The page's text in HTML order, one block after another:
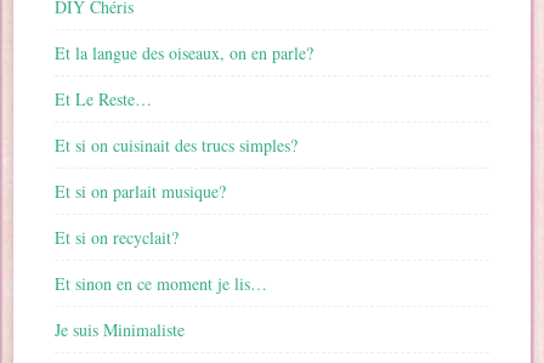
DIY Chéris
Et la langue des oiseaux, on en parle?
Et Le Reste…
Et si on cuisinait des trucs simples?
Et si on parlait musique?
Et si on recyclait?
Et sinon en ce moment je lis…
Je suis Minimaliste